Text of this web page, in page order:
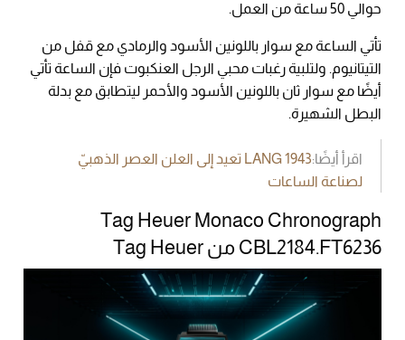
حوالي 50 ساعة من العمل.
تأتي الساعة مع سوار باللونين الأسود والرمادي مع قفل من
التيتانيوم. ولتلبية رغبات محبي الرجل العنكبوت فإن الساعة تأتي
أيضًا مع سوار ثان باللونين الأسود والأحمر ليتطابق مع بدلة
البطل الشهيرة.
اقرأ أيضًا:
LANG 1943 تعيد إلى العلن العصر الذهبيّ
لصناعة الساعات
Tag Heuer Monaco Chronograph
CBL2184.FT6236 من Tag Heuer